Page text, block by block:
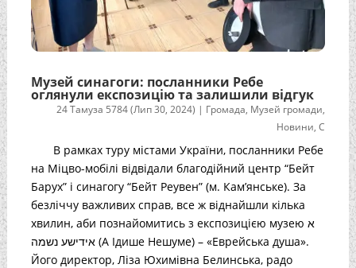
Музей синагоги: посланники Ребе
оглянули експозицію та залишили відгук
24 Тамуза 5784 (Лип 30, 2024) | Громада, Музей громади,
Новини,С
В рамках туру містами України, посланники Ребе
на Міцво-мобілі відвідали благодійний центр “Бейт
Барух” і синагогу “Бейт Реувен” (м. Кам’янське). За
безліччу важливих справ, все ж віднайшли кілька
хвилин, аби познайомитись з експозицією музею א
אידישע נשמה (А Ідише Нешуме) – «Еврейська душа».
Його директор, Ліза Юхимівна Белинська, радо